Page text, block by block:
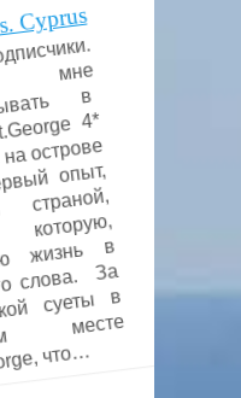
Cyprus
4*
острове
опыт,
слова. За
суеты в
что…